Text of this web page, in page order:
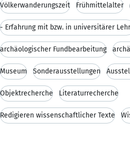
Völkerwanderungszeit Frühmittelalter
- Erfahrung mit bzw. in universitärer
archäologischer Fundbearbeitung
Museum Sonderausstellungen
Objektrecherche Literaturrecherche
Redigieren wissenschaftlicher Texte